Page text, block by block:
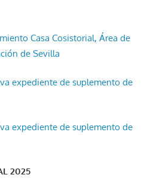
Casa Cosistorial, Área de
de Sevilla
expediente de suplemento de
expediente de suplemento de
2025